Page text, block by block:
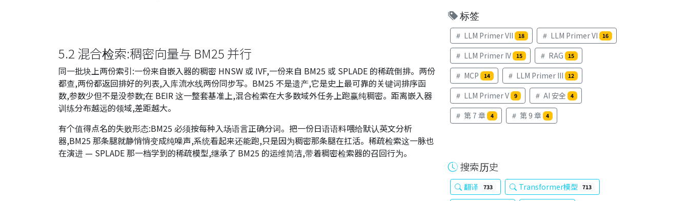
5.2 混合检索:稠密向量与 BM25 并行
同一批块上两份索引:一份来自嵌入器的稠密 HNSW 或 IVF,一份来自 BM25 或 SPLADE 的稀疏倒排。两份
都查,两份都返回排好的列表,入库流水线两份同步写。BM25 不是遗产,它是史上最可靠的关键词排序函
数,参数少但不是没参数;在 BEIR 这一整套基准上,混合检索在大多数域外任务上跑赢纯稠密。距离嵌入器
训练分布越远的领域,差距越大。
有个值得点名的失败形态:BM25 必须按每种入场语言正确分词。把一份日语语料喂给默认英文分析
器,BM25 那条腿就静悄悄变成纯噪声,系统看起来还能跑,只是因为稠密那条腿在扛活。稀疏检索这一脉也
在演进 — SPLADE 那一档学到的稀疏模型,继承了 BM25 的运维简洁,带着稠密检索器的召回行为。
标签
LLM Primer VII 18 LLM Primer VI 16
LLM Primer IV 15 RAG 15
MCP 14 LLM Primer III 12
LLM Primer V 9 AI 安全 4
第 7 章 4 第 9 章 4
搜索历史
翻译 733 Transformer模型 713